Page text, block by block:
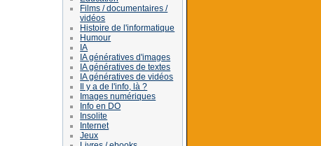
Films / documentaires /
vidéos
Histoire de l'informatique
Humour
IA
IA génératives d'images
IA génératives de textes
IA génératives de vidéos
Il y a de l'info, là ?
Images numériques
Info en DO
Insolite
Internet
Jeux